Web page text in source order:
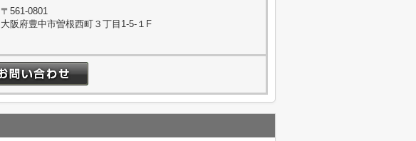
〒561-0801
大阪府豊中市曽根西町３丁目1-5-１F